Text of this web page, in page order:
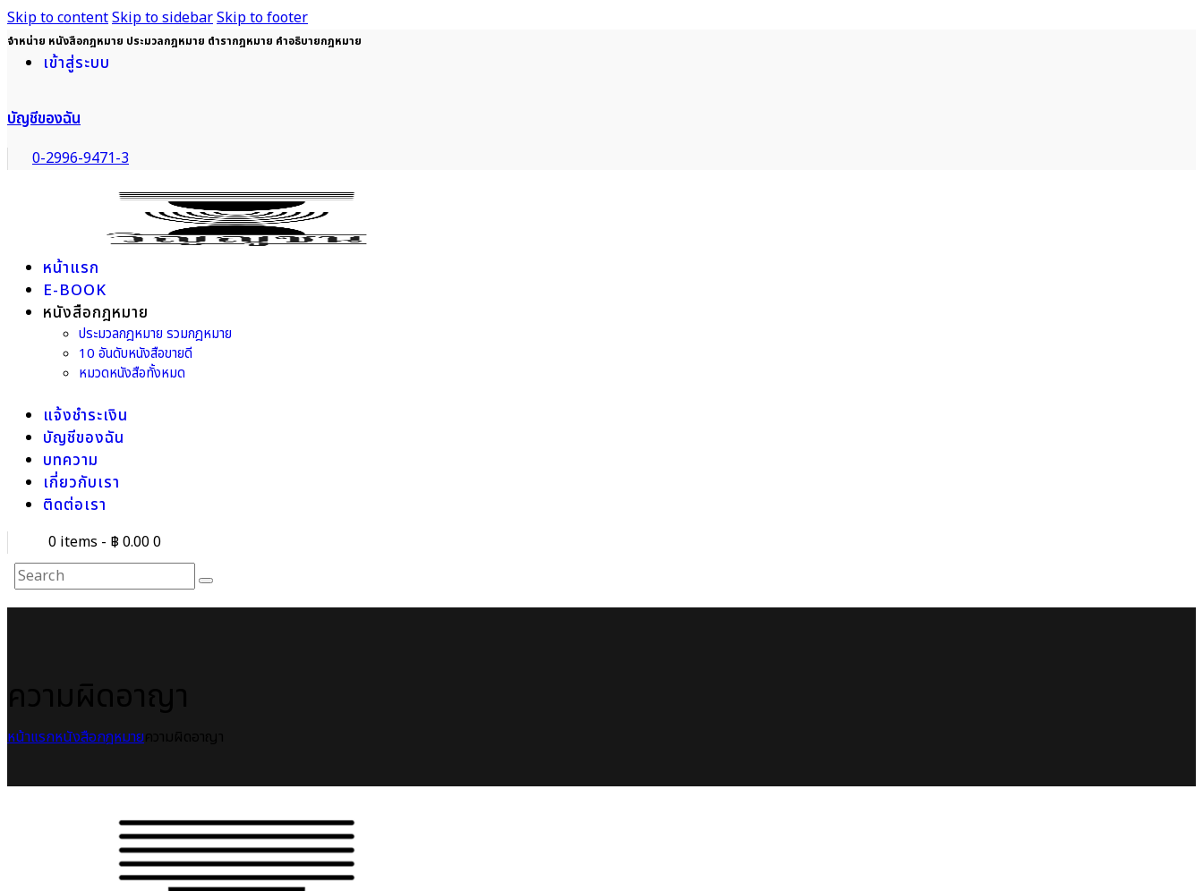
Skip to contentSkip to sidebarSkip to footer
จำหน่าย หนังสือกฎหมาย ประมวลกฎหมาย ตำรากฎหมาย คำอธิบายกฎหมาย
เข้าสู่ระบบ
บัญชีของฉัน
0-2996-9471-3
หน้าแรก
E-BOOK
หนังสือกฎหมาย
ประมวลกฎหมาย รวมกฎหมาย
10 อันดับหนังสือขายดี
หมวดหนังสือทั้งหมด
แจ้งชำระเงิน
บัญชีของฉัน
บทความ
เกี่ยวกับเรา
ติดต่อเรา
0 items - ฿ 0.000
หน้าแรกหนังสือกฎหมาย